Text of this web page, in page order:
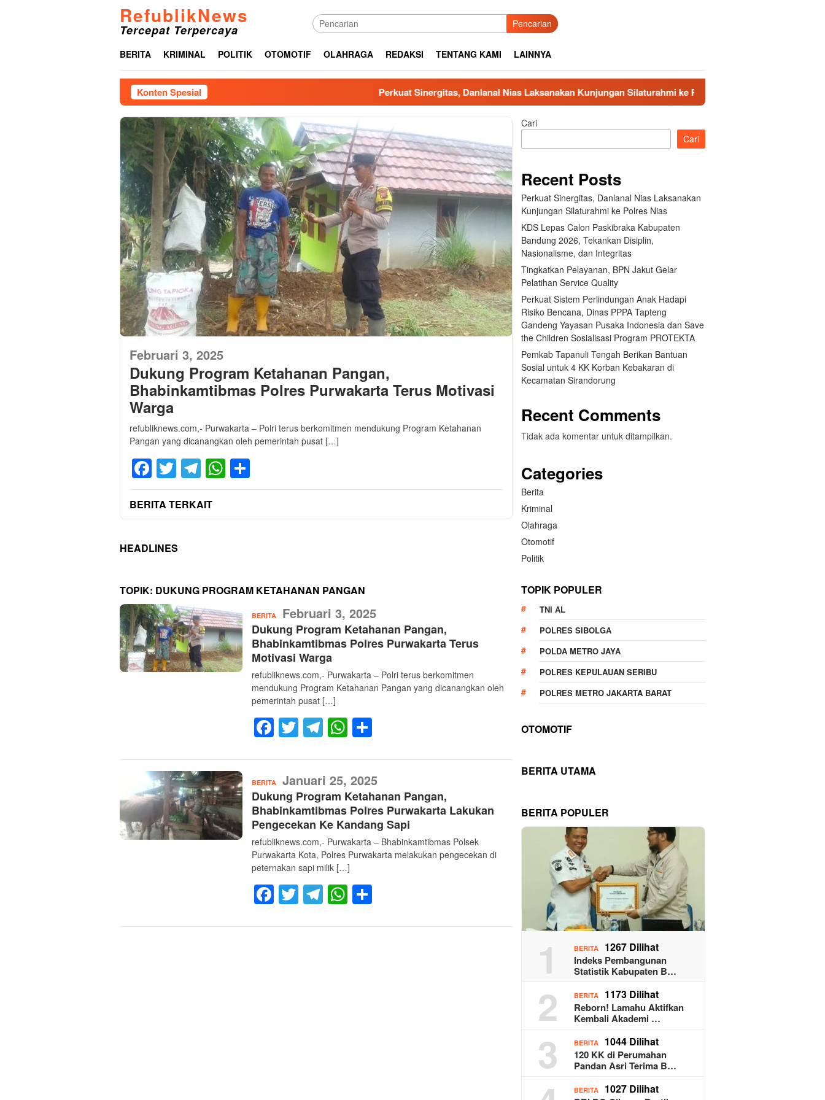
RefublikNews
Tercepat Terpercaya Pencarian
BERITA KRIMINAL POLITIK OTOMOTIF OLAHRAGA REDAKSI TENTANG KAMI LAINNYA
Konten Spesial Perkuat Sinergitas, Danlanal Nias Laksanakan Kunjungan Silaturahmi ke Polres Nias
Februari 3, 2025
Dukung Program Ketahanan Pangan,
Bhabinkamtibmas Polres Purwakarta Terus Motivasi
Warga
refubliknews.com,- Purwakarta – Polri terus berkomitmen mendukung Program Ketahanan
Pangan yang dicanangkan oleh pemerintah pusat […]
Facebook
Twitter
Telegram
WhatsApp
BERITA TERKAIT
HEADLINES
TOPIK: DUKUNG PROGRAM KETAHANAN PANGAN
BERITARefublikNews
Februari 3, 2025
Dukung Program Ketahanan Pangan,
Bhabinkamtibmas Polres Purwakarta Terus
Motivasi Warga
refubliknews.com,- Purwakarta – Polri terus berkomitmen
mendukung Program Ketahanan Pangan yang dicanangkan oleh
pemerintah pusat […]
Facebook
Twitter
Telegram
WhatsApp
BERITARefublikNews
Januari 25, 2025
Dukung Program Ketahanan Pangan,
Bhabinkamtibmas Polres Purwakarta Lakukan
Pengecekan Ke Kandang Sapi
refubliknews.com,- Purwakarta – Bhabinkamtibmas Polsek
Purwakarta Kota, Polres Purwakarta melakukan pengecekan di
peternakan sapi milik […]
Facebook
TwitterTelegram
WhatsApp
Cari
Cari
Recent Posts
Perkuat Sinergitas, Danlanal Nias Laksanakan
Kunjungan Silaturahmi ke Polres Nias
KDS Lepas Calon Paskibraka Kabupaten
Bandung 2026, Tekankan Disiplin,
Nasionalisme, dan Integritas
Tingkatkan Pelayanan, BPN Jakut Gelar
Pelatihan Service Quality
Perkuat Sistem Perlindungan Anak Hadapi
Risiko Bencana, Dinas PPPA Tapteng
Gandeng Yayasan Pusaka Indonesia dan Save
the Children Sosialisasi Program PROTEKTA
Pemkab Tapanuli Tengah Berikan Bantuan
Sosial untuk 4 KK Korban Kebakaran di
Kecamatan Sirandorung
Recent Comments
Tidak ada komentar untuk ditampilkan.
Categories
Berita
Kriminal
Olahraga
Otomotif
Politik
TOPIK POPULER
TNI AL
POLRES SIBOLGA
POLDA METRO JAYA
POLRES KEPULAUAN SERIBU
POLRES METRO JAKARTA BARAT
OTOMOTIF
BERITA UTAMA
BERITA POPULER
1 BERITA 1267 Dilihat
Indeks Pembangunan
Statistik Kabupaten B…
2 BERITA 1173 Dilihat
Reborn! Lamahu Aktifkan
Kembali Akademi …
3 BERITA 1044 Dilihat
120 KK di Perumahan
Pandan Asri Terima B…
BERITA 1027 Dilihat